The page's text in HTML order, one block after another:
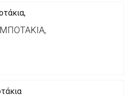
αγορές κάτω των 50€
ΜΠΟΤΆΚΙΑ,